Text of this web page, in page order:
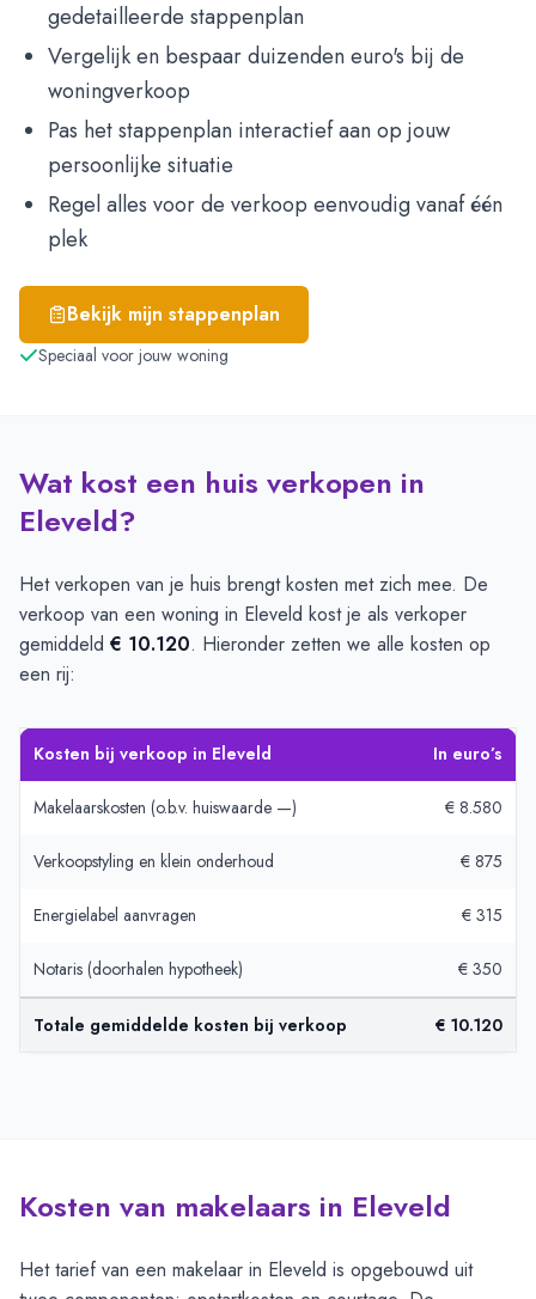
gedetailleerde stappenplan
Vergelijk en bespaar duizenden euro's bij de
woningverkoop
Pas het stappenplan interactief aan op jouw
persoonlijke situatie
Regel alles voor de verkoop eenvoudig vanaf één
plek
Bekijk mijn stappenplan
Speciaal voor jouw woning
Wat kost een huis verkopen in
Eleveld?
Het verkopen van je huis brengt kosten met zich mee. De
verkoop van een woning in Eleveld kost je als verkoper
gemiddeld € 10.120. Hieronder zetten we alle kosten op
een rij:
Kosten bij verkoop in Eleveld In euro’s
Makelaarskosten (o.b.v. huiswaarde —) € 8.580
Verkoopstyling en klein onderhoud € 875
Energielabel aanvragen € 315
Notaris (doorhalen hypotheek) € 350
Totale gemiddelde kosten bij verkoop € 10.120
Kosten van makelaars in Eleveld
Het tarief van een makelaar in Eleveld is opgebouwd uit